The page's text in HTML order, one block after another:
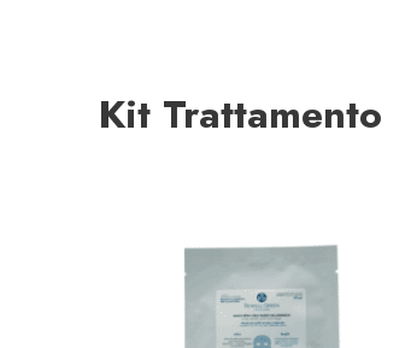
Kit Trattamento